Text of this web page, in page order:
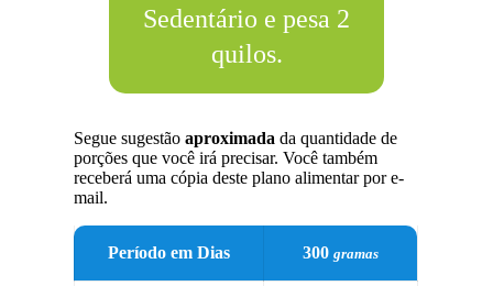
Sedentário e pesa 2
quilos.
Segue sugestãoaproximada da quantidade de
porções que você irá precisar. Você também
receberá uma cópia deste plano alimentar por e-
mail.
Período em Dias 300gramas